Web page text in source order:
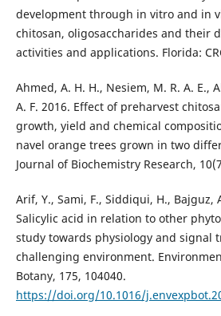
development through in vitro and in
chitosan, oligosaccharides and their
activities and applications. Florida:
Ahmed, A. H. H., Nesiem, M. R. A. E.,
A. F. 2016. Effect of preharvest
growth, yield and chemical
navel orange trees grown in two
Journal of Biochemistry Research,
Arif, Y., Sami, F., Siddiqui, H., Bajguz,
Salicylic acid in relation to other
study towards physiology and signal
challenging environment.
Botany, 175, 104040.
https://doi.org/10.1016/